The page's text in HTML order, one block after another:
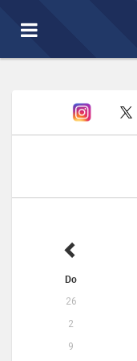
Toggle
navigation
Do
26
2
9